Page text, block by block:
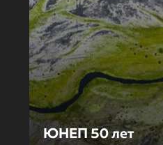
ЮНЕП 50 лет